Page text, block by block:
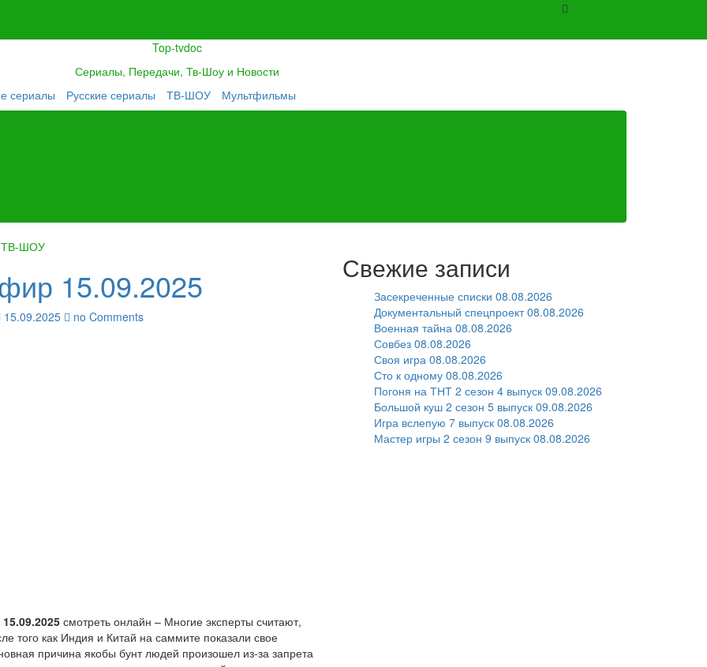
Top-tvdoc
Сериалы, Передачи, Тв-Шоу и Новости
сериалы Русские сериалы ТВ-ШОУ Мультфильмы
ТВ-ШОУ
15.09.2025
15.09.2025 no Comments
смотреть онлайн – Многие эксперты считают,
того как Индия и Китай на саммите показали свое
причина якобы бунт людей произошел из-за запрета
Свежие записи
Засекреченные списки 08.08.2026
Документальный спецпроект 08.08.2026
Военная тайна 08.08.2026
Совбез 08.08.2026
Своя игра 08.08.2026
Сто к одному 08.08.2026
Погоня на ТНТ 2 сезон 4 выпуск 09.08.2026
Большой куш 2 сезон 5 выпуск 09.08.2026
Игра вслепую 7 выпуск 08.08.2026
Мастер игры 2 сезон 9 выпуск 08.08.2026